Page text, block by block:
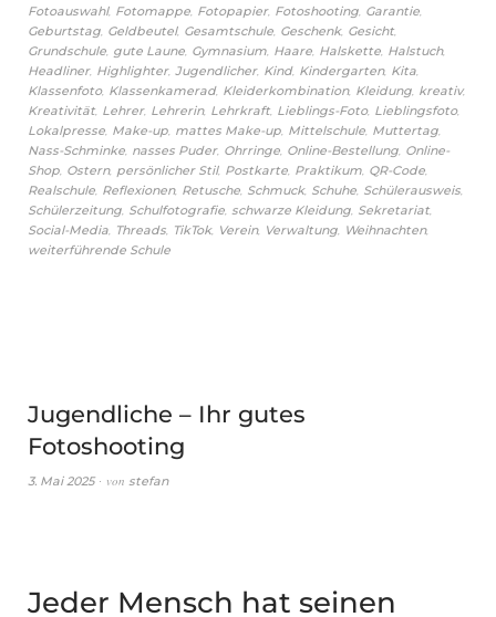
Fotoauswahl, Fotomappe Fotopapier, Fotoshooting Garantie
Geburtstag Geldbeutel, Gesamtschule Geschenk, Gesicht
Grundschule gute Laune Gymnasium Haare Halskette Halstuch,
Headliner, Highlighter, Jugendlicher, Kind, Kindergarten, Kita
Klassenfoto, Klassenkamerad, Kleiderkombination, Kleidung kreativ,
Kreativität Lehrer, Lehrerin, Lehrkraft Lieblings-Foto, Lieblingsfoto,
Lokalpresse Make-up mattes Make-up Mittelschule Muttertag
Nass-Schminke nasses Puder, Ohrringe Online-Bestellung Online-
Shop Ostern, persönlicher Stil, Postkarte Praktikum QR-Code
Realschule Reflexionen, Retusche Schmuck, Schuhe Schülerausweis
Schülerzeitung Schulfotografie schwarze Kleidung Sekretariat
Social-Media Threads TikTok, Verein, Verwaltung Weihnachten,
weiterführende Schule
Jugendliche – Ihr gutes
Fotoshooting
3. Mai 2025 von stefan
Jeder Mensch hat seinen